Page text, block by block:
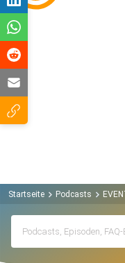
Startseite Podcasts